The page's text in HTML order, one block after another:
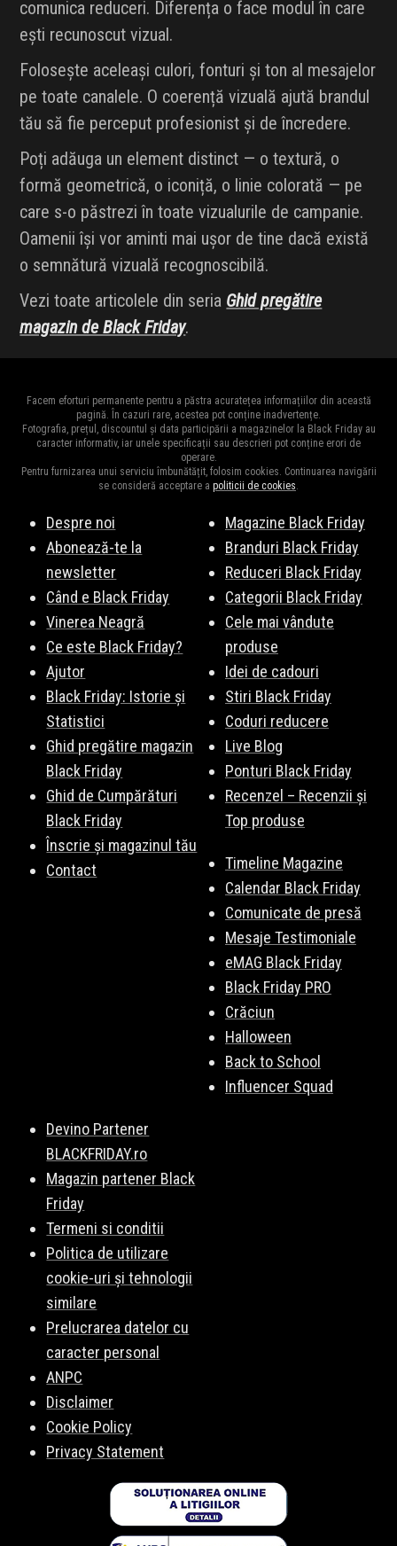
comunica reduceri. Diferența o face modul în care
ești recunoscut vizual.
Folosește aceleași culori, fonturi și ton al mesajelor
pe toate canalele. O coerență vizuală ajută brandul
tău să fie perceput profesionist și de încredere.
Poți adăuga un element distinct — o textură, o
formă geometrică, o iconiță, o linie colorată — pe
care s-o păstrezi în toate vizualurile de campanie.
Oamenii își vor aminti mai ușor de tine dacă există
o semnătură vizuală recognoscibilă.
Vezi toate articolele din seria Ghid pregătire
magazin de Black Friday.
Facem eforturi permanente pentru a păstra acuratețea informațiilor din această
pagină. În cazuri rare, acestea pot conține inadvertențe.
Fotografia, prețul, discountul și data participării a magazinelor la Black Friday au
caracter informativ, iar unele specificații sau descrieri pot conține erori de
operare.
Pentru furnizarea unui serviciu îmbunătățit, folosim cookies. Continuarea navigării
se consideră acceptare a politicii de cookies.
Despre noi
Abonează-te la
newsletter
Când e Black Friday
Vinerea Neagră
Ce este Black Friday?
Ajutor
Black Friday: Istorie și
Statistici
Ghid pregătire magazin
Black Friday
Ghid de Cumpărături
Black Friday
Înscrie și magazinul tău
Contact
Magazine Black Friday
Branduri Black Friday
Reduceri Black Friday
Categorii Black Friday
Cele mai vândute
produse
Idei de cadouri
Stiri Black Friday
Coduri reducere
Live Blog
Ponturi Black Friday
Recenzel – Recenzii și
Top produse
Timeline Magazine
Calendar Black Friday
Comunicate de presă
Mesaje Testimoniale
eMAG Black Friday
Black Friday PRO
Crăciun
Halloween
Back to School
Influencer Squad
Devino Partener
BLACKFRIDAY.ro
Magazin partener Black
Friday
Termeni si conditii
Politica de utilizare
cookie-uri și tehnologii
similare
Prelucrarea datelor cu
caracter personal
ANPC
Disclaimer
Cookie Policy
Privacy Statement